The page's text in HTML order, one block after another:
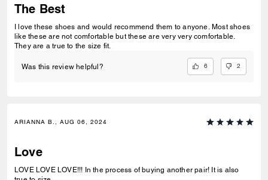
The Best
I love these shoes and would recommend them to anyone. Most shoes
like these are not comfortable but these are very very comfortable.
They are a true to the size fit.
Was this review helpful? 6 2
ARIANNA B., AUG 06, 2024
Love
LOVE LOVE LOVE!!! In the process of buying another pair! It is also